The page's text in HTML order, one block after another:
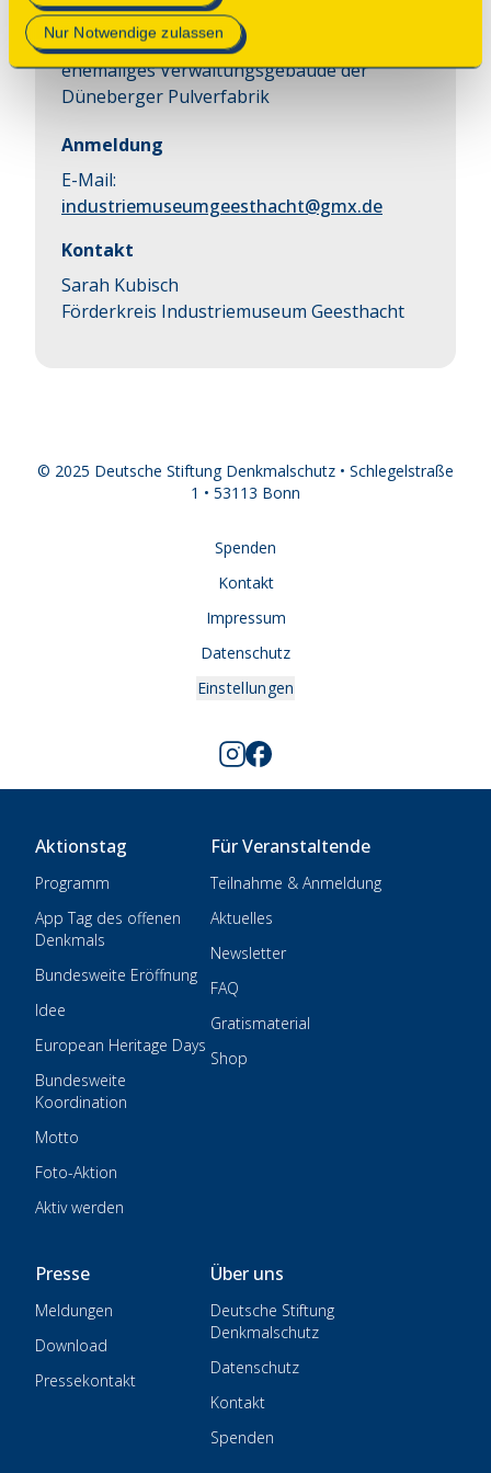
Datenschutzerklärung.
Nur Notwendige zulassen
In Zusammenarbeit mit Dr. Dieter Haase,
ehemaliges Verwaltungsgebäude der
Düneberger Pulverfabrik
Anmeldung
E-Mail:
industriemuseumgeesthacht@gmx.de
Kontakt
Sarah Kubisch
Förderkreis Industriemuseum Geesthacht
© 2025 Deutsche Stiftung Denkmalschutz • Schlegelstraße
1 • 53113 Bonn
Spenden
Kontakt
Impressum
Datenschutz
Einstellungen
Aktionstag
Programm
App Tag des offenen
Denkmals
Bundesweite Eröffnung
Idee
European Heritage Days
Bundesweite
Koordination
Motto
Foto-Aktion
Aktiv werden
Für Veranstaltende
Teilnahme & Anmeldung
Aktuelles
Newsletter
FAQ
Gratismaterial
Shop
Presse
Meldungen
Download
Pressekontakt
Über uns
Deutsche Stiftung
Denkmalschutz
Datenschutz
Kontakt
Spenden